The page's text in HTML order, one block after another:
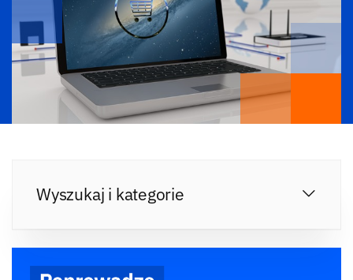
Wyszukaj i kategorie